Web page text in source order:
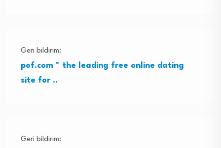
Geri bildirim:
pof.com ™ the leading free online dating
site for ..
Geri bildirim: